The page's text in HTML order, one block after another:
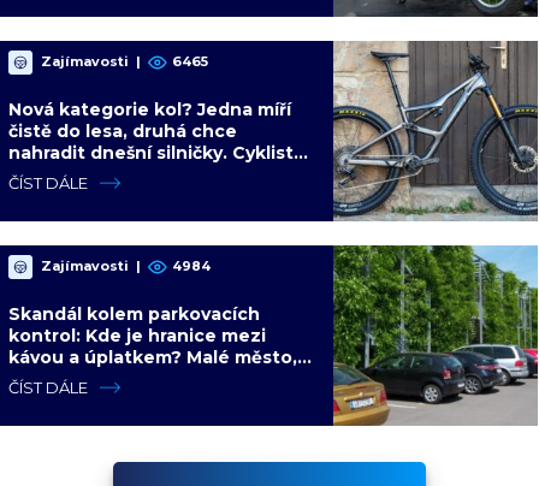
Zajímavosti | 6465
Nová kategorie kol? Jedna míří
čistě do lesa, druhá chce
nahradit dnešní silničky. Cyklisté
mají rozporuplné názory
ČÍST DÁLE
Zajímavosti | 4984
Skandál kolem parkovacích
kontrol: Kde je hranice mezi
kávou a úplatkem? Malé město,
malá výhoda, velký problém
ČÍST DÁLE